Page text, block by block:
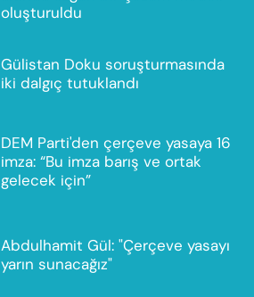
oluşturuldu
Gülistan Doku soruşturmasında
iki dalgıç tutuklandı
DEM Parti'den çerçeve yasaya 16
imza: “Bu imza barış ve ortak
gelecek için”
Abdulhamit Gül: "Çerçeve yasayı
yarın sunacağız"